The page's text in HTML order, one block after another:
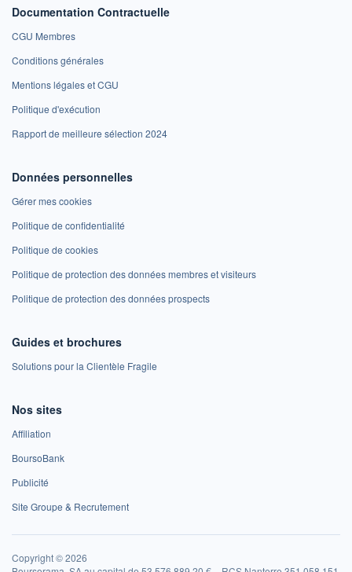
Documentation Contractuelle
CGU Membres
Conditions générales
Mentions légales et CGU
Politique d'exécution
Rapport de meilleure sélection 2024
Données personnelles
Gérer mes cookies
Politique de confidentialité
Politique de cookies
Politique de protection des données membres et visiteurs
Politique de protection des données prospects
Guides et brochures
Solutions pour la Clientèle Fragile
Nos sites
Affiliation
BoursoBank
Publicité
Site Groupe & Recrutement
Copyright © 2026